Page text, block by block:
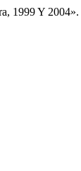
1999 Y 2004».